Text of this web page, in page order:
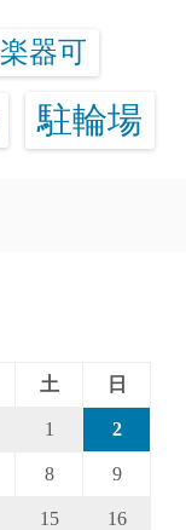
楽器可
駐輪場
土 日
1 2
8 9
15 16